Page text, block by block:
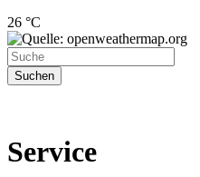
26 °C
Suchen
Service